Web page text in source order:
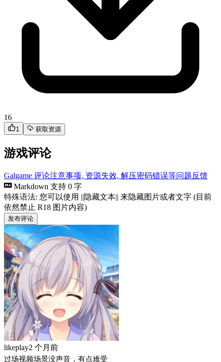
16
1 获取资源
游戏评论
Galgame 评论注意事项, 资源失效, 解压密码错误等问题反馈
Markdown 支持 0 字
特殊语法: 您可以使用 ||隐藏文本|| 来隐藏图片或者文字 (目前
依然禁止 R18 图片内容)
发布评论
likeplay2 个月前
过场视频场景没声音，有点难受